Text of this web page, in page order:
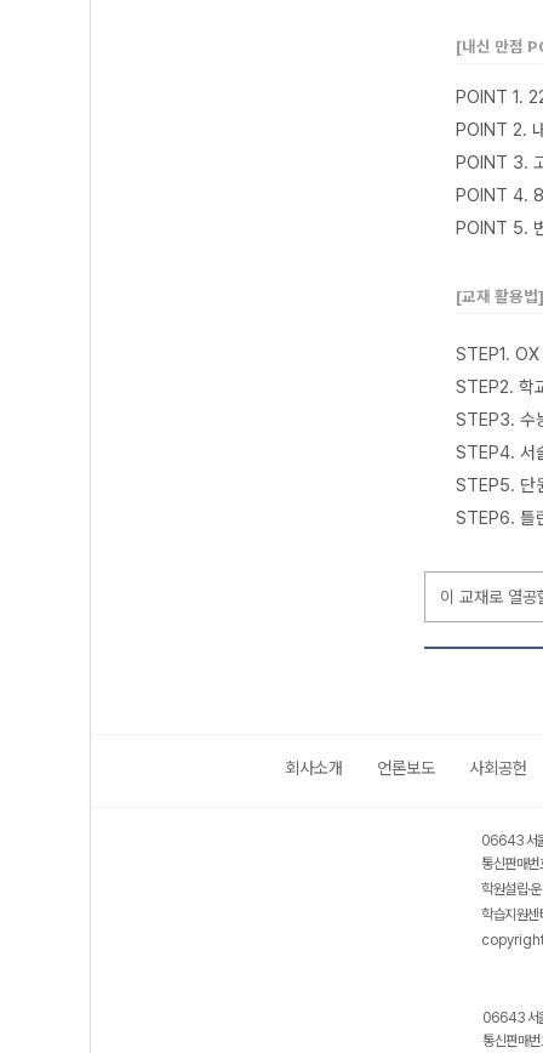
[내신 만점
POINT 1.
POINT 2.
POINT 3.
POINT 4. 8
POINT 5.
[교재 활용법
STEP1.
STEP2. 학
STEP3. 수
STEP4. 서
STEP5. 단
STEP6. 틀
이 교재로 열
회사소개 언론보도 사회공헌
06643 서
통신판매
학원설립·
학습지원
06643 서
통신판매